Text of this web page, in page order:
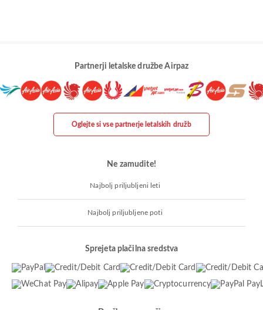
Partnerji letalske družbe Airpaz
Oglejte si vse partnerje letalskih družb
Ne zamudite!
Najbolj priljubljeni leti
Najbolj priljubljene poti
Sprejeta plačilna sredstva